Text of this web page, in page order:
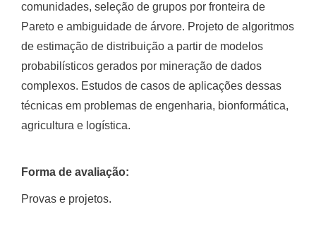
comunidades, seleção de grupos por fronteira de
Pareto e ambiguidade de árvore. Projeto de algoritmos
de estimação de distribuição a partir de modelos
probabilísticos gerados por mineração de dados
complexos. Estudos de casos de aplicações dessas
técnicas em problemas de engenharia, bionformática,
agricultura e logística.
Forma de avaliação:
Provas e projetos.